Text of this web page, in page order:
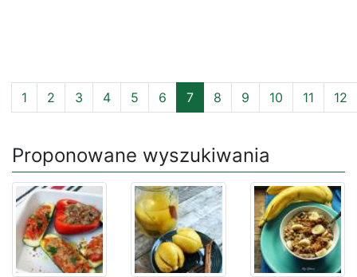
1 2 3 4 5 6 7 8 9 10 11 12
Proponowane wyszukiwania